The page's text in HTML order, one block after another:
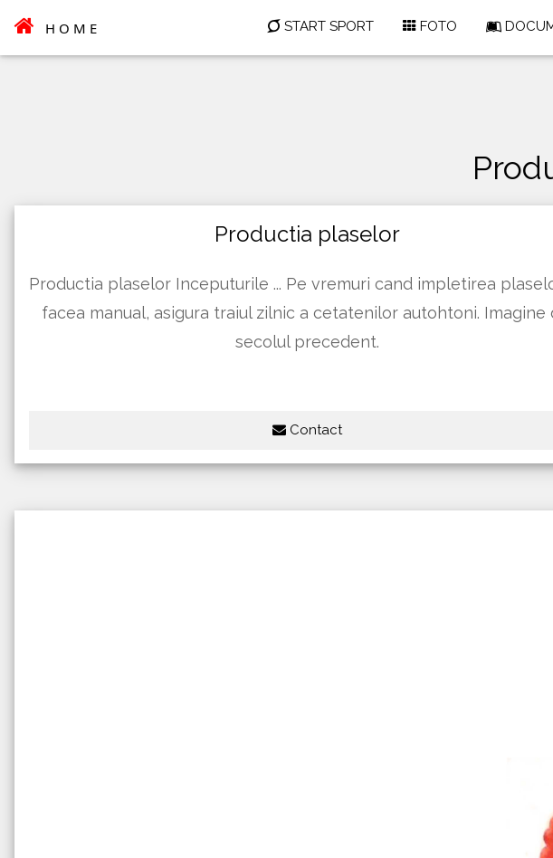
HOME START SPORT FOTO
Productia plaselor
Productia plaselor Inceputurile ... Pe vremuri cand impletirea
facea manual, asigura traiul zilnic a cetatenilor autohtoni. Imagine
secolul precedent.
Contact